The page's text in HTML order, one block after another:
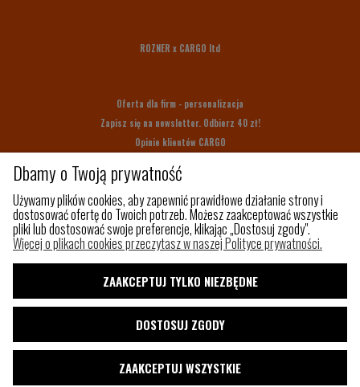
ROZNER x CARGO ltd
Oferta dla firm - personalizacja
Zapisz się na newsletter. Odbierz 40 zł!
Opinie klientów CARGO
Na prezent
Z czego szyjemy
Paleta kolorów
Pakowny plecak do samolotu
Blog
Dbamy o Twoją prywatność
Używamy plików cookies, aby zapewnić prawidłowe działanie strony i
dostosować ofertę do Twoich potrzeb. Możesz zaakceptować wszystkie
pliki lub dostosować swoje preferencje, klikając „Dostosuj zgody".
Więcej o plikach cookies przeczytasz w naszej Polityce prywatności.
ZAAKCEPTUJ TYLKO NIEZBĘDNE
DOSTOSUJ ZGODY
ZAAKCEPTUJ WSZYSTKIE